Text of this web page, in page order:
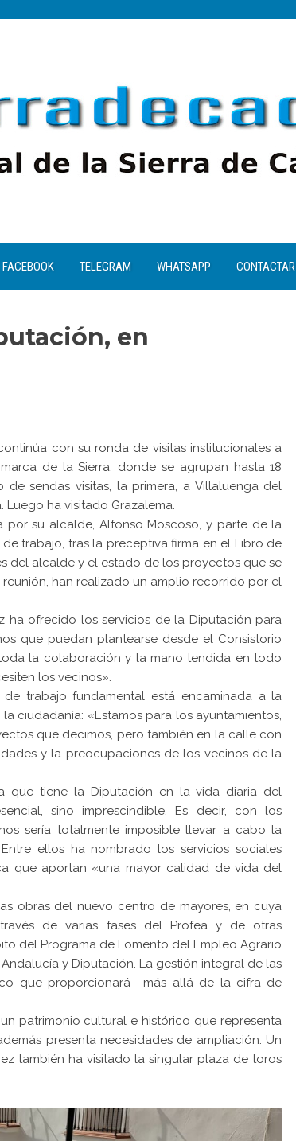
FACEBOOK TELEGRAM WHATSAPP CONTACTAR
en
con su ronda de visitas institucionales a
de la Sierra, donde se agrupan hasta 18
sendas visitas, la primera, a Villaluenga del
ha visitado Grazalema.
por su alcalde, Alfonso Moscoso, y parte de la
trabajo, tras la preceptiva firma en el Libro de
del alcalde y el estado de los proyectos que se
han realizado un amplio recorrido por el
ha ofrecido los servicios de la Diputación para
que puedan plantearse desde el Consistorio
la colaboración y la mano tendida en todo
los vecinos».
trabajo fundamental está encaminada a la
ciudadanía: «Estamos para los ayuntamientos,
que decimos, pero también en la calle con
y la preocupaciones de los vecinos de la
que tiene la Diputación en la vida diaria del
sino imprescindible. Es decir, con los
sería totalmente imposible llevar a cabo la
ellos ha nombrado los servicios sociales
que aportan «una mayor calidad de vida del
obras del nuevo centro de mayores, en cuya
de varias fases del Profea y de otras
del Programa de Fomento del Empleo Agrario
y Diputación. La gestión integral de las
que proporcionará –más allá de la cifra de
patrimonio cultural e histórico que representa
presenta necesidades de ampliación. Un
también ha visitado la singular plaza de toros